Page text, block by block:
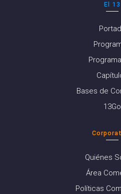
El 13
Bases de
13Go
Quiénes
Área
Políticas